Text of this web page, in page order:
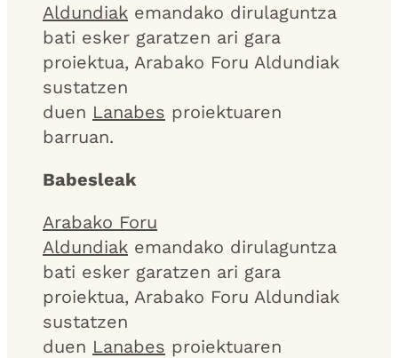
Aldundiak emandako dirulaguntza
bati esker garatzen ari gara
proiektua, Arabako Foru Aldundiak
sustatzen
duen Lanabes proiektuaren
barruan.
Babesleak
Arabako Foru
Aldundiak emandako dirulaguntza
bati esker garatzen ari gara
proiektua, Arabako Foru Aldundiak
sustatzen
duen Lanabes proiektuaren